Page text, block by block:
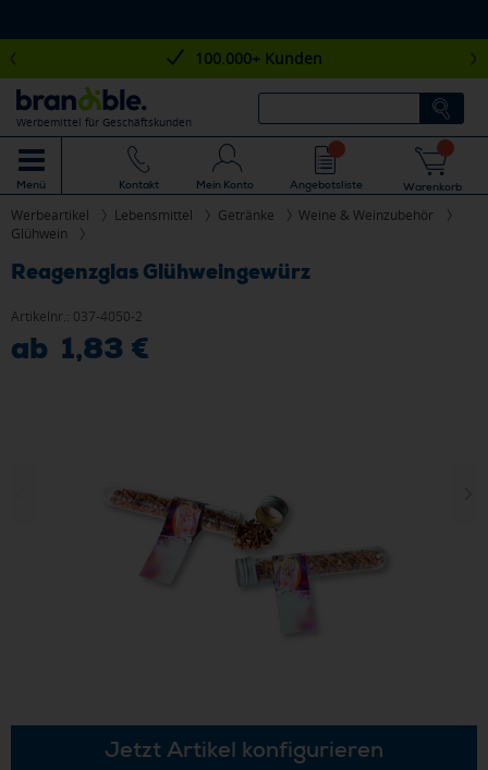
100.000+ Kunden
Werbemittel für Geschäftskunden
Menü Kontakt Mein Konto Angebotsliste Warenkorb
Werbeartikel Lebensmittel Getränke
Weine & Weinzubehör
Glühwein
Reagenzglas Glühweingewürz
Artikelnr.: 037-4050-2
ab 1,83 €
Jetzt Artikel konfigurieren